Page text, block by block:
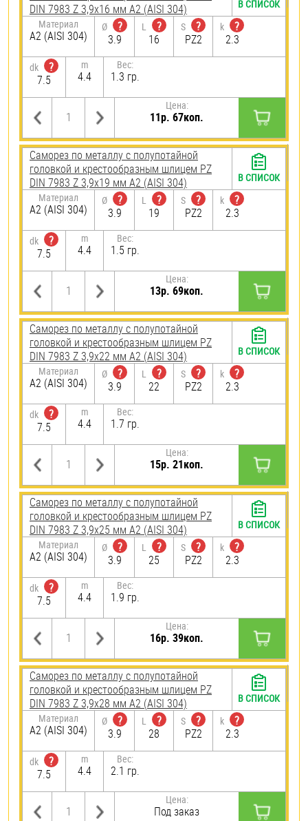
DIN 7983 Z 3,9х16 мм А2 (AISI 304)
Материал
А2 (AISI 304)
Ø
?
3.9
L
?
16
S
?
PZ2
k
?
2.3
dk
?
7.5
m
4.4
Вес:
1.3 гр.
Цена:
11р. 67коп.
В СПИСОК
Саморез по металлу с полупотайной
головкой и крестообразным шлицем PZ
DIN 7983 Z 3,9х19 мм А2 (AISI 304)
Материал
А2 (AISI 304)
Ø
?
3.9
L
?
19
S
?
PZ2
k
?
2.3
dk
?
7.5
m
4.4
Вес:
1.5 гр.
Цена:
13р. 69коп.
В СПИСОК
Саморез по металлу с полупотайной
головкой и крестообразным шлицем PZ
DIN 7983 Z 3,9х22 мм А2 (AISI 304)
Материал
А2 (AISI 304)
Ø
?
3.9
L
?
22
S
?
PZ2
k
?
2.3
dk
?
7.5
m
4.4
Вес:
1.7 гр.
Цена:
15р. 21коп.
В СПИСОК
Саморез по металлу с полупотайной
головкой и крестообразным шлицем PZ
DIN 7983 Z 3,9х25 мм А2 (AISI 304)
Материал
А2 (AISI 304)
Ø
?
3.9
L
?
25
S
?
PZ2
k
?
2.3
dk
?
7.5
m
4.4
Вес:
1.9 гр.
Цена:
16р. 39коп.
В СПИСОК
Саморез по металлу с полупотайной
головкой и крестообразным шлицем PZ
DIN 7983 Z 3,9х28 мм А2 (AISI 304)
Материал
А2 (AISI 304)
Ø
?
3.9
L
?
28
S
?
PZ2
k
?
2.3
dk
?
7.5
m
4.4
Вес:
2.1 гр.
Цена:
Под заказ
В СПИСОК